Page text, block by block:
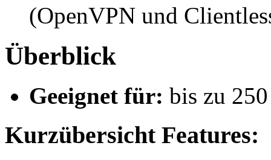
(OpenVPN und
Überblick
Geeignet für: bis zu
Kurzübersicht Features: